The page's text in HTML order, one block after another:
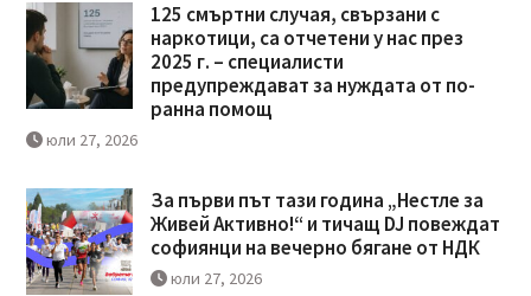
125 смъртни случая, свързани с
наркотици, са отчетени у нас през
2025 г. – специалисти
предупреждават за нуждата от по-
ранна помощ
юли 27, 2026
За първи път тази година „Нестле за
Живей Активно!“ и тичащ DJ повеждат
софиянци на вечерно бягане от НДК
юли 27, 2026